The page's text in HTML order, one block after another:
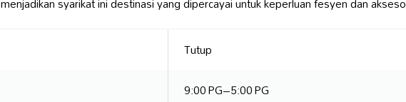
Tutup
9:00 PG–5:00 PG